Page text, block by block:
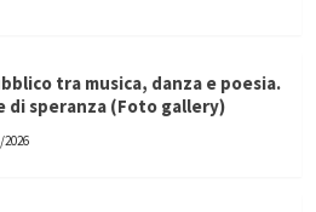
tra musica, danza e poesia.
di speranza (Foto gallery)
2026